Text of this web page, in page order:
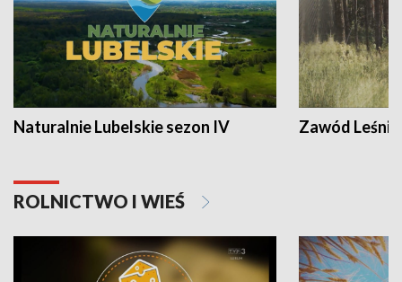
Naturalnie Lubelskie sezon IV Zawód Leśnik
ROLNICTWO I WIEŚ